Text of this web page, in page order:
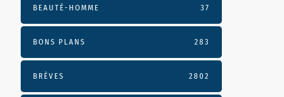
BEAUTÉ-HOMME 37
BONS PLANS 283
BRÈVES 2802